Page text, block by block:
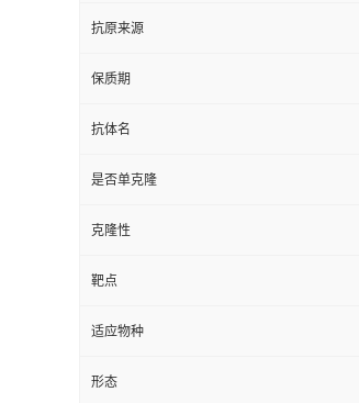
抗原来源
保质期
抗体名
是否单克隆
克隆性
靶点
适应物种
形态